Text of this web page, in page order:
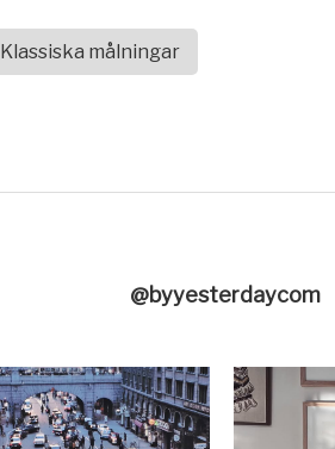
Klassiska målningar
@byyesterdaycom